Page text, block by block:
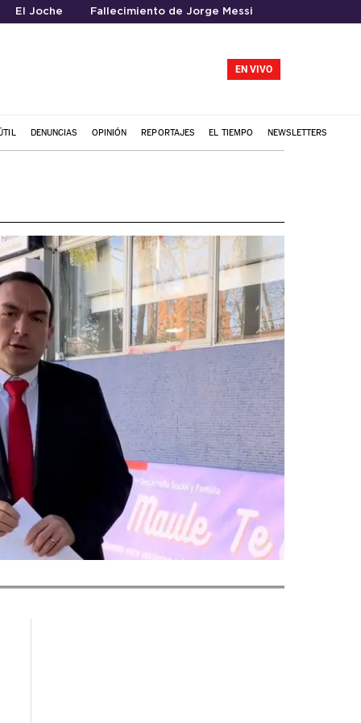
El Joche Fallecimiento de Jorge Messi
EN VIVO
DENUNCIAS OPINIÓN REPORTAJES EL TIEMPO NEWSLETTERS